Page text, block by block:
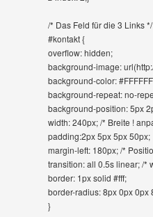
/* Das Feld für die 3 Links */
#kontakt {
overflow: hidden;
background-image:
background-color:
background-repeat: no-
background-position: 5px
width: 240px; /* Breite !
padding:2px 5px 5px 50px;
margin-left: 180px; /*
transition: all 0.5s linear; /*
border: 1px solid #fff;
border-radius: 8px 0px 0px
}